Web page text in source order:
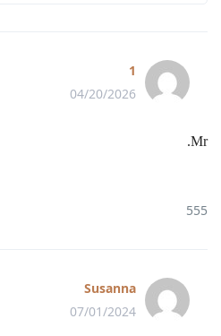
1
04/20/2026
Mr.
555
Susanna
07/01/2024